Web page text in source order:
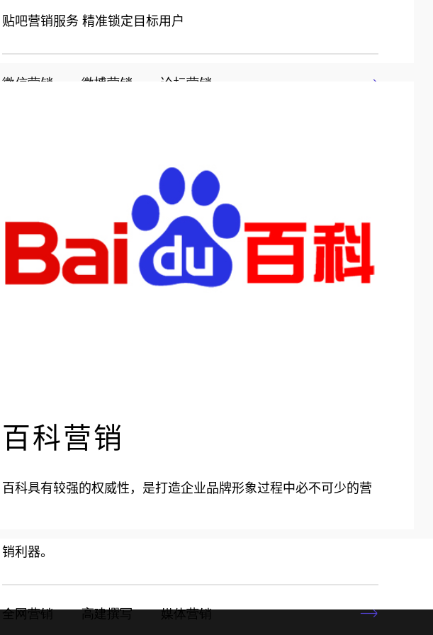
贴吧营销服务 精准锁定目标用户
微信营销        微博营销        论坛营销
百科营销
百科具有较强的权威性，是打造企业品牌形象过程中必不可少的营
销利器。
全网营销        高建撰写        媒体营销